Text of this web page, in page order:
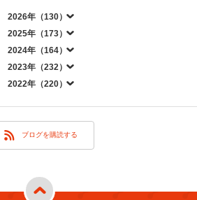
2026年（130）
2025年（173）
2024年（164）
2023年（232）
2022年（220）
ブログを購読する